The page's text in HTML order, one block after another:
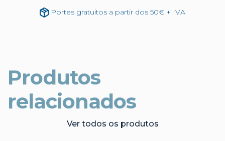
Portes gratuitos a partir dos 50€ + IVA
Produtos
relacionados
Ver todos os produtos